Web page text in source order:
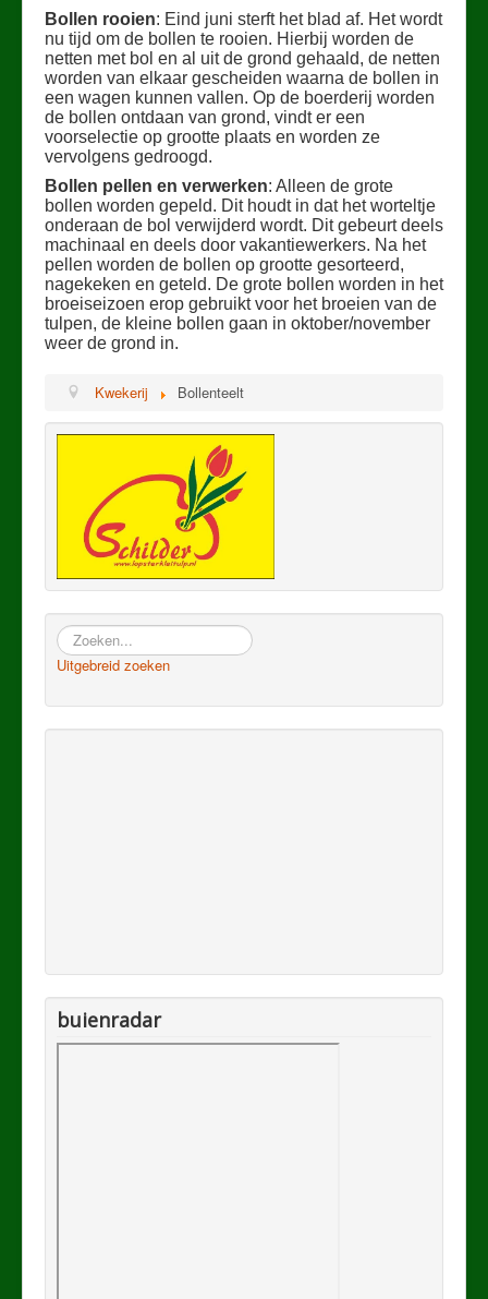
Bollen rooien: Eind juni sterft het blad af. Het wordt
nu tijd om de bollen te rooien. Hierbij worden de
netten met bol en al uit de grond gehaald, de netten
worden van elkaar gescheiden waarna de bollen in
een wagen kunnen vallen. Op de boerderij worden
de bollen ontdaan van grond, vindt er een
voorselectie op grootte plaats en worden ze
vervolgens gedroogd.
Bollen pellen en verwerken: Alleen de grote
bollen worden gepeld. Dit houdt in dat het worteltje
onderaan de bol verwijderd wordt. Dit gebeurt deels
machinaal en deels door vakantiewerkers. Na het
pellen worden de bollen op grootte gesorteerd,
nagekeken en geteld. De grote bollen worden in het
broeiseizoen erop gebruikt voor het broeien van de
tulpen, de kleine bollen gaan in oktober/november
weer de grond in.
Kwekerij Bollenteelt
Uitgebreid zoeken
buienradar